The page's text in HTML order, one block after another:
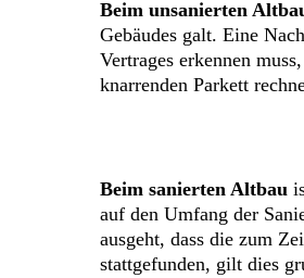
Beim unsanierten
Gebäudes galt. Eine
Vertrages erkennen
knarrenden Parkett
Beim sanierten Altbau
auf den Umfang der
ausgeht, dass die zum
stattgefunden, gilt dies